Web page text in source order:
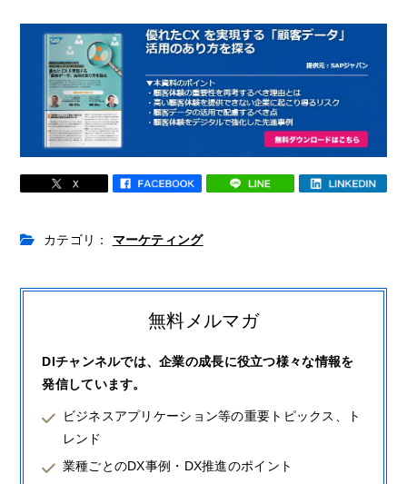
カテゴリ： マーケティング
無料メルマガ
DIチャンネルでは、企業の成長に役立つ様々な情報を
発信しています。
ビジネスアプリケーション等の重要トピックス、ト
レンド
業種ごとのDX事例・DX推進のポイント